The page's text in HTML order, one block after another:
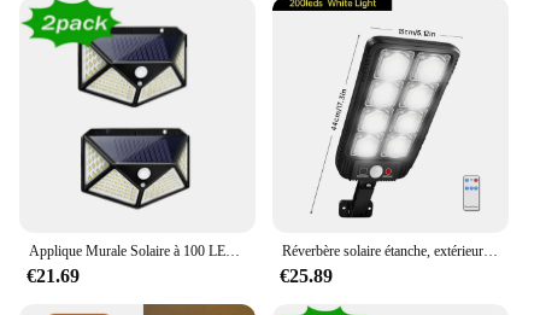
€21.69
Réverbère solaire étanche, extérieur, lam138, IP65, 100 LED, 200LED
€25.89